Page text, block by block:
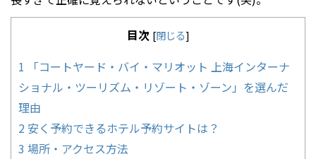
目次 [閉じる]
1 「コートヤード・バイ・マリオット 上海インターナ
ショナル・ツーリズム・リゾート・ゾーン」を選んだ
理由
2 安く予約できるホテル予約サイトは？
3 場所・アクセス方法